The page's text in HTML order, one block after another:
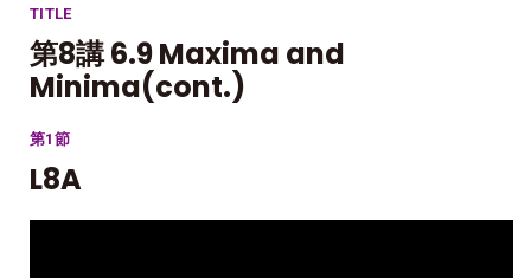
TITLE
第8講 6.9 Maxima and
Minima(cont.)
第1節
L8A